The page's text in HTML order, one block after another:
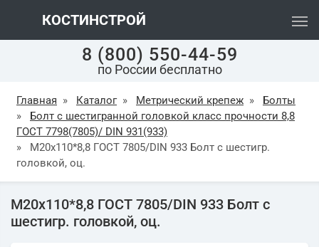
КОСТИНСТРОЙ
8 (800) 550-44-59
по России бесплатно
Главная » Каталог » Метрический крепеж »
Болты
»
Болт с шестигранной головкой класс прочности 8,8
ГОСТ 7798(7805)/ DIN 931(933)
»
М20х110*8,8 ГОСТ 7805/DIN 933 Болт с шестигр.
головкой, оц.
М20х110*8,8 ГОСТ 7805/DIN 933 Болт с
шестигр. головкой, оц.